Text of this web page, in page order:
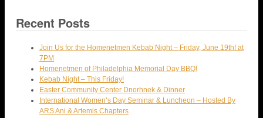
Recent Posts
Join Us for the Homenetmen Kebab Night – Friday, June 19th! at
7PM
Homenetmen of Philadelphia Memorial Day BBQ!
Kebab Night – This Friday!
Easter Community Center Dnorhnek & Dinner
International Women’s Day Seminar & Luncheon – Hosted By
ARS Ani & Artemis Chapters